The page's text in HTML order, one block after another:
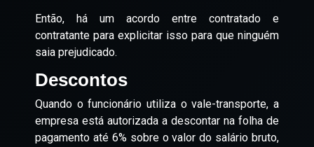
Então, há um acordo entre contratado e
contratante para explicitar isso para que ninguém
saia prejudicado.
Descontos
Quando o funcionário utiliza o vale-transporte, a
empresa está autorizada a descontar na folha de
pagamento até 6% sobre o valor do salário bruto,